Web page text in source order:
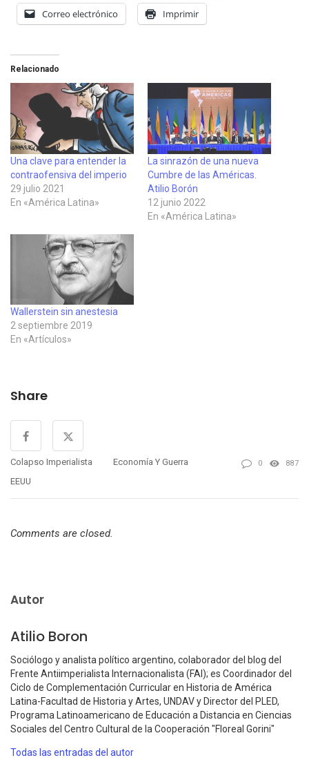
Correo electrónico Imprimir
Relacionado
Una clave para entender la
contraofensiva del imperio
29 julio 2021
En «América Latina»
La sinrazón de una nueva
Cumbre de las Américas.
Atilio Borón
12 junio 2022
En «América Latina»
Wallerstein sin anestesia
2 septiembre 2019
En «Artículos»
Share
Colapso Imperialista
Economía Y Guerra
EEUU
0 887
Comments are closed.
Autor
Atilio Boron
Sociólogo y analista político argentino, colaborador del blog del
Frente Antiimperialista Internacionalista (FAI); es Coordinador del
Ciclo de Complementación Curricular en Historia de América
Latina-Facultad de Historia y Artes, UNDAV y Director del PLED,
Programa Latinoamericano de Educación a Distancia en Ciencias
Sociales del Centro Cultural de la Cooperación "Floreal Gorini"
Todas las entradas del autor